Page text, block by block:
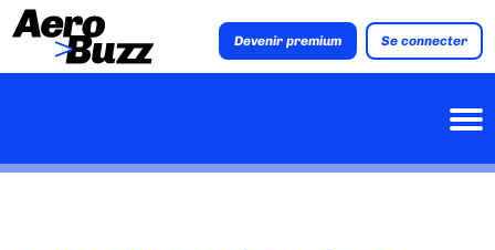
Devenir premium Se connecter